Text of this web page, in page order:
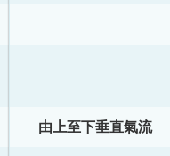
由上至下垂直氣流